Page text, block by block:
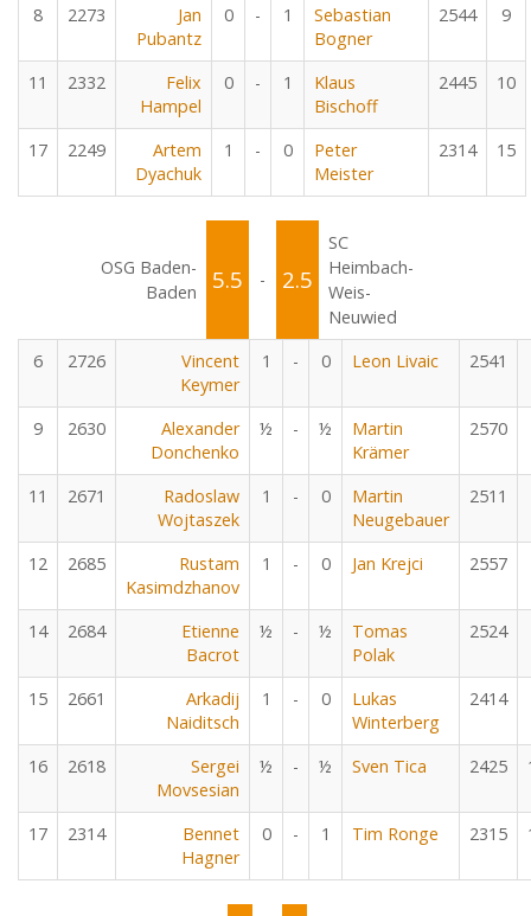
8 2273
Jan
Pubantz
0 - 1
Sebastian
Bogner
2544 9
11 2332
Felix
Hampel
0 - 1
Klaus
Bischoff
2445 10
17 2249
Artem
Dyachuk
1 - 0
Peter
Meister
2314 15
OSG Baden-
Baden
5.5 - 2.5
SC
Heimbach-
Weis-
Neuwied
6
2726
Vincent
Keymer
1 - 0 Leon Livaic 2541
9 2630
Alexander
Donchenko
½ - ½
Martin
Krämer
2570
11 2671
Radoslaw
Wojtaszek
1 - 0
Martin
Neugebauer
2511
12 2685
Rustam
Kasimdzhanov
1 - 0 Jan Krejci 2557
14 2684
Etienne
Bacrot
½ - ½
Tomas
Polak
2524
15 2661
Arkadij
Naiditsch
1 - 0
Lukas
Winterberg
2414
16 2618
Sergei
Movsesian
½ - ½ Sven Tica 2425
17 2314
Bennet
Hagner
0 - 1 Tim Ronge 2315